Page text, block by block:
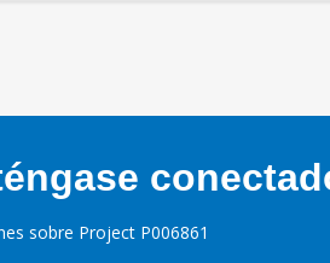
sobre Project P006861